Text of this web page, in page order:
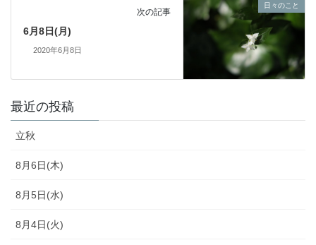
日々のこと
次の記事
6月8日(月)
2020年6月8日
最近の投稿
立秋
8月6日(木)
8月5日(水)
8月4日(火)